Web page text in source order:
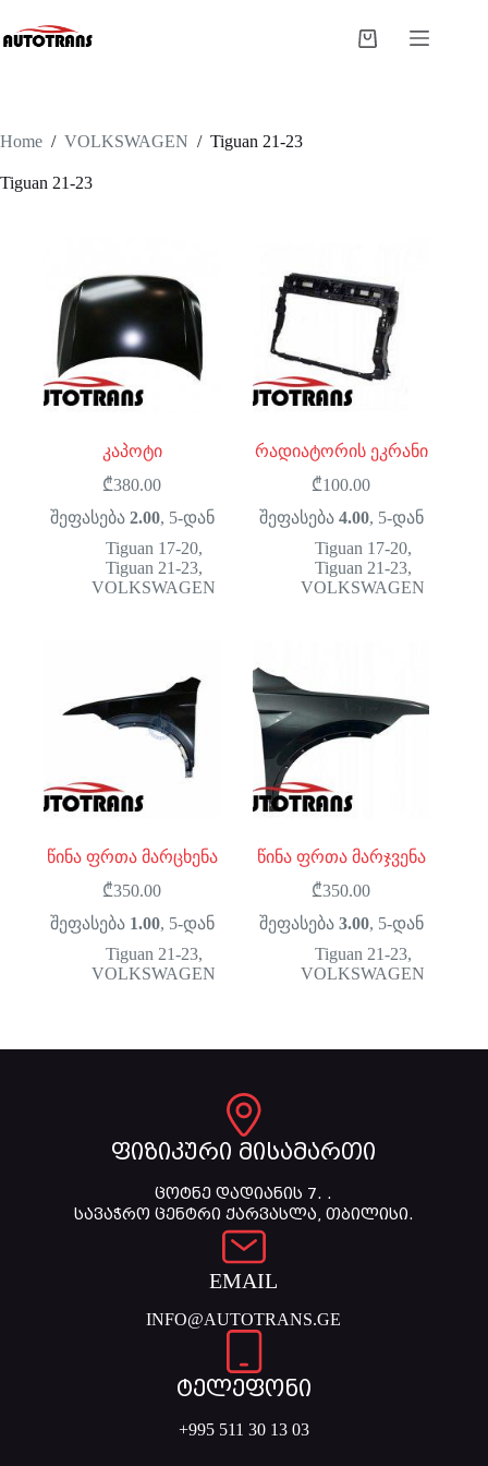
Home / VOLKSWAGEN / Tiguan 21-23
Tiguan 21-23
კაპოტი
₾380.00
შეფასება 2.00, 5-დან
Tiguan 17-20,
Tiguan 21-23,
VOLKSWAGEN
რადიატორის ეკრანი
₾100.00
შეფასება 4.00, 5-დან
Tiguan 17-20,
Tiguan 21-23,
VOLKSWAGEN
წინა ფრთა მარცხენა
₾350.00
შეფასება 1.00, 5-დან
Tiguan 21-23,
VOLKSWAGEN
წინა ფრთა მარჯვენა
₾350.00
შეფასება 3.00, 5-დან
Tiguan 21-23,
VOLKSWAGEN
ფიზიკური მისამართი
ცოტნე დადიანის 7. .
სავაჭრო ცენტრი ქარვასლა, თბილისი.
EMAIL
INFO@AUTOTRANS.GE
ტელეფონი
+995 511 30 13 03